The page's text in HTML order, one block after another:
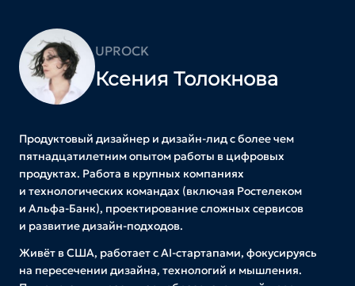
UPROCK
Ксения Толокнова
Продуктовый дизайнер и дизайн-лид с более чем
пятнадцатилетним опытом работы в цифровых
продуктах. Работа в крупных компаниях
и технологических командах (включая Ростелеком
и Альфа-Банк), проектирование сложных сервисов
и развитие дизайн-подходов.
Живёт в США, работает с AI-стартапами, фокусируясь
на пересечении дизайна, технологий и мышления.